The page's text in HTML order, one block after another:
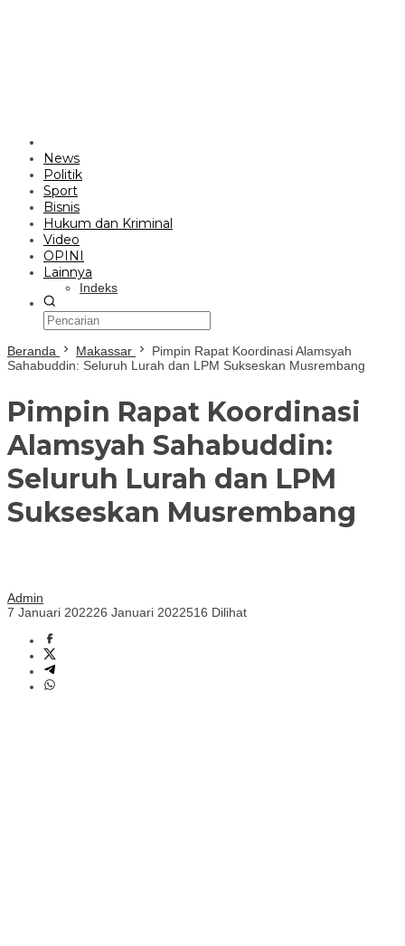
News
Politik
Sport
Bisnis
Hukum dan Kriminal
Video
OPINI
Lainnya
Indeks
Beranda Makassar
Pimpin Rapat Koordinasi Alamsyah
Sahabuddin: Seluruh Lurah dan LPM Sukseskan Musrembang
Pimpin Rapat Koordinasi
Alamsyah Sahabuddin:
Seluruh Lurah dan LPM
Sukseskan Musrembang
Admin
7 Januari 202226 Januari 2022516 Dilihat